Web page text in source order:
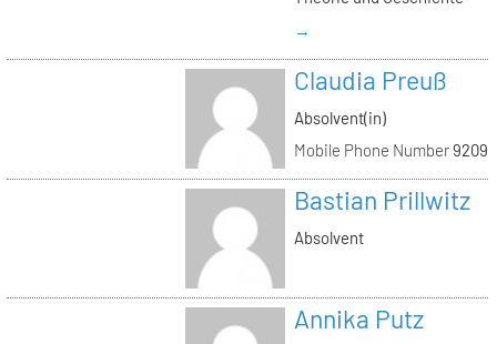
→
Claudia Preuß
Absolvent(in)
Mobile Phone Number
Bastian Prillwitz
Absolvent
Annika Putz